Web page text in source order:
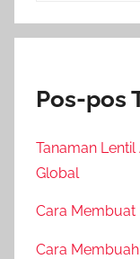
Pos-pos
Tanaman
Global
Cara Membuat
Cara